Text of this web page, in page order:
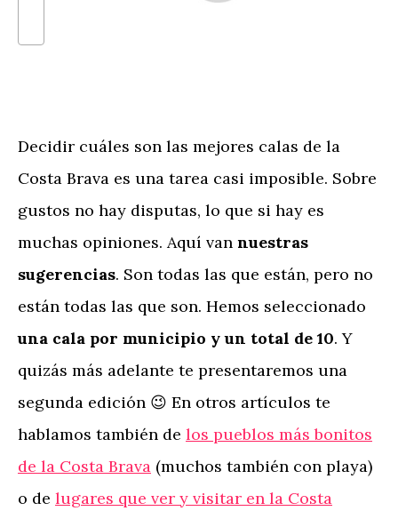
Decidir cuáles son las mejores calas de la
Costa Brava es una tarea casi imposible. Sobre
gustos no hay disputas, lo que si hay es
muchas opiniones. Aquí van nuestras
sugerencias. Son todas las que están, pero no
están todas las que son. Hemos seleccionado
una cala por municipio y un total de 10. Y
quizás más adelante te presentaremos una
segunda edición 😉 En otros artículos te
hablamos también de los pueblos más bonitos
de la Costa Brava (muchos también con playa)
o de lugares que ver y visitar en la Costa